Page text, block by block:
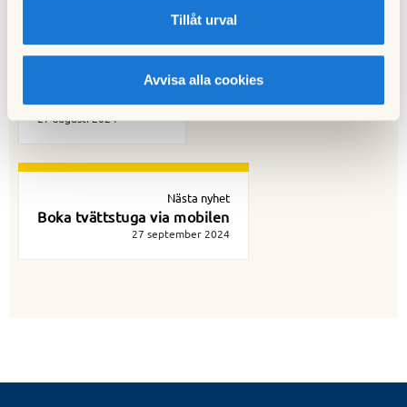
Tillåt urval
Avvisa alla cookies
Höststädning 2024
27 augusti 2024
Nästa nyhet
Boka tvättstuga via mobilen
27 september 2024